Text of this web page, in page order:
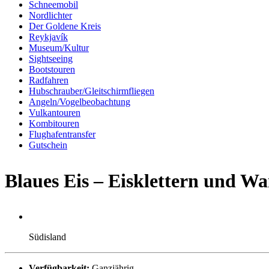
Schneemobil
Nordlichter
Der Goldene Kreis
Reykjavík
Museum/Kultur
Sightseeing
Bootstouren
Radfahren
Hubschrauber/Gleitschirmfliegen
Angeln/Vogelbeobachtung
Vulkantouren
Kombitouren
Flughafentransfer
Gutschein
Blaues Eis – Eisklettern und
Südisland